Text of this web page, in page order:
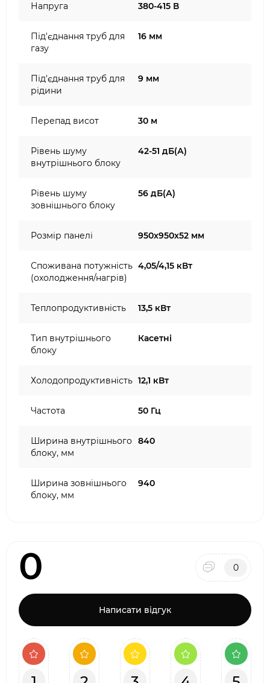
Напруга 380-415 В
Під'єднання труб для
газу
16 мм
Під'єднання труб для
рідини
9 мм
Перепад висот 30 м
Рівень шуму
внутрішнього блоку
42-51 дБ(А)
Рівень шуму
зовнішнього блоку
56 дБ(А)
Розмір панелі 950x950x52 мм
Споживана потужність
(охолодження/нагрів)
4,05/4,15 кВт
Теплопродуктивність 13,5 кВт
Тип внутрішнього
блоку
Касетні
Холодопродуктивність 12,1 кВт
Частота 50 Гц
Ширина внутрішнього
блоку, мм
840
Ширина зовнішнього
блоку, мм
940
0 0
Написати відгук